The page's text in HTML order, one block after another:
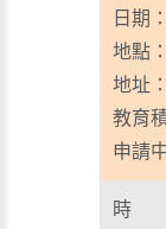
日期
地點
地址
教育
申請
時